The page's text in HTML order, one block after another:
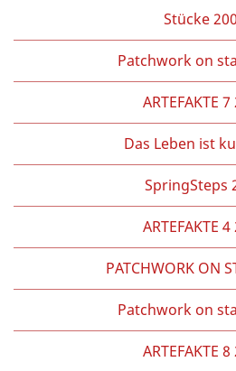
Stücke
Patchwork on
ARTEFAKTE
Das Leben ist
SpringSteps
ARTEFAKTE
PATCHWORK ON
Patchwork on
ARTEFAKTE